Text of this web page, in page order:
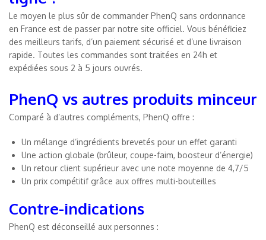
Le moyen le plus sûr de commander PhenQ sans ordonnance
en France est de passer par notre site officiel. Vous bénéficiez
des meilleurs tarifs, d’un paiement sécurisé et d’une livraison
rapide. Toutes les commandes sont traitées en 24h et
expédiées sous 2 à 5 jours ouvrés.
PhenQ vs autres produits minceur
Comparé à d’autres compléments, PhenQ offre :
Un mélange d’ingrédients brevetés pour un effet garanti
Une action globale (brûleur, coupe-faim, boosteur d’énergie)
Un retour client supérieur avec une note moyenne de 4,7/5
Un prix compétitif grâce aux offres multi-bouteilles
Contre-indications
PhenQ est déconseillé aux personnes :